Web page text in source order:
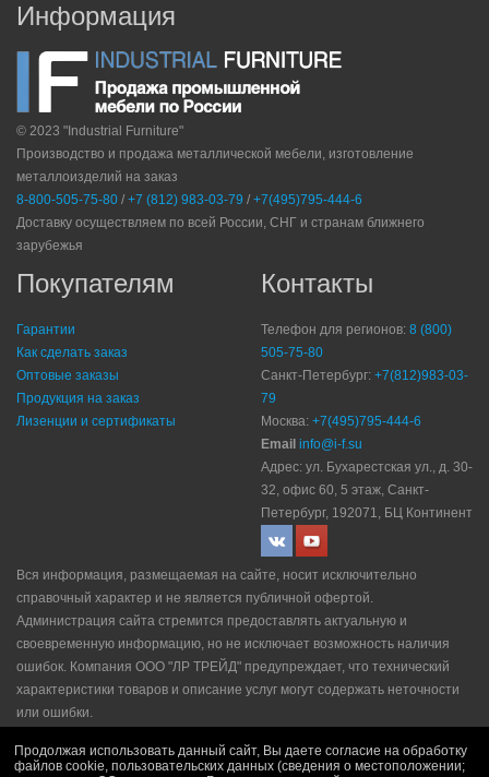
Информация
© 2023 "Industrial Furniture"
Производство и продажа металлической мебели, изготовление
металлоизделий на заказ
8-800-505-75-80 / +7 (812) 983-03-79 / +7(495)795-444-6
Доставку осуществляем по всей России, СНГ и странам ближнего
зарубежья
Покупателям
Гарантии
Как сделать заказ
Оптовые заказы
Продукция на заказ
Лизенции и сертификаты
Контакты
Телефон для регионов: 8 (800)
505-75-80
Санкт-Петербург: +7(812)983-03-
79
Москва: +7(495)795-444-6
Email info@i-f.su
Адрес: ул. Бухарестская ул., д. 30-
32, офис 60, 5 этаж, Санкт-
Петербург, 192071, БЦ Континент
Вся информация, размещаемая на сайте, носит исключительно
справочный характер и не является публичной офертой.
Администрация сайта стремится предоставлять актуальную и
своевременную информацию, но не исключает возможность наличия
ошибок. Компания ООО "ЛР ТРЕЙД" прeдупрeждaeт, что технический
характеристики товаров и описание услуг могут содержать неточности
или ошибки.
Политика рекламной рассылки|Правила продажи
Продолжая использовать данный сайт, Вы даете согласие на обработку
файлов cookie, пользовательских данных (сведения о местоположении;